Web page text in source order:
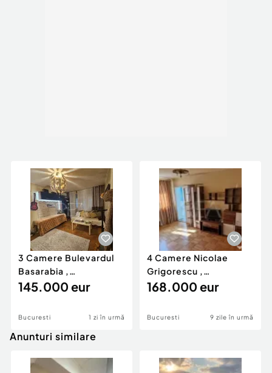
3 Camere Bulevardul
Basarabia ,
Decomandat , apoape
145.000 eur
Bucuresti 1 zi în urmă
4 Camere Nicolae
Grigorescu ,
decomandat , 2 min de
168.000 eur
Bucuresti 9 zile în urmă
Anunturi similare